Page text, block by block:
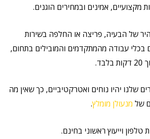
מקצועיים, אמינים ובמחירים הוגנים.
של הבעיה, פריצה או החלפה בשירות
עבודה מהמתקדמים והמובילים בתחום,
שלנו יהיו נוחים ואטרקטיביים, כך שאין מה
של מנעולן מומלץ.
וייעוץ ראשוני בחינם.